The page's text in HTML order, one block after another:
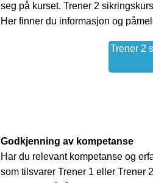
seg på kurset. Trener 2
Her finner du informasjon og
Trener 2
Godkjenning av kompetanse
Har du relevant kompetanse og
som tilsvarer Trener 1 eller Trener